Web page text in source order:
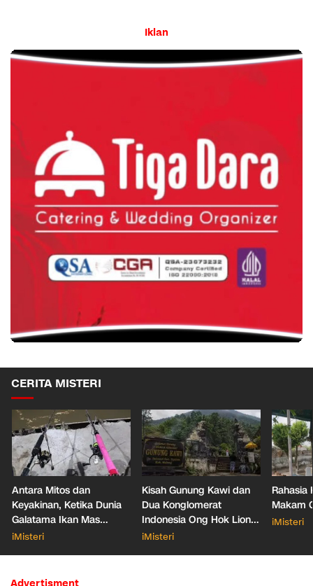
Iklan
CERITA MISTERI
Antara Mitos dan
Keyakinan, Ketika Dunia
Galatama Ikan Mas
Bersentuhan dengan Hal
iMisteri
Kisah Gunung Kawi dan
Dua Konglomerat
Indonesia Ong Hok Liong
hingga Liem Sioe Liong
iMisteri
Rahasia
Makam
iMisteri